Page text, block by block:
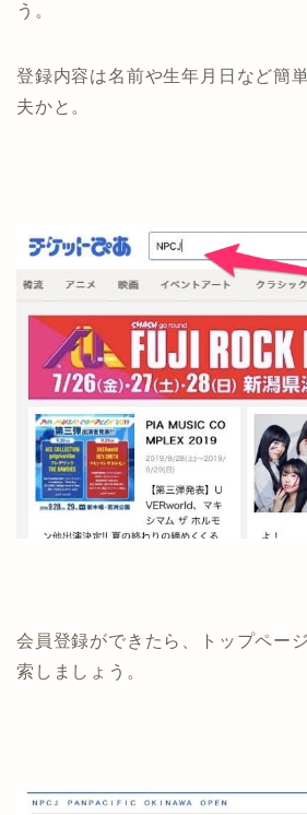
う。
登録内容は名前や生年月日など簡
夫かと。
会員登録ができたら、トップペー
索しましょう。